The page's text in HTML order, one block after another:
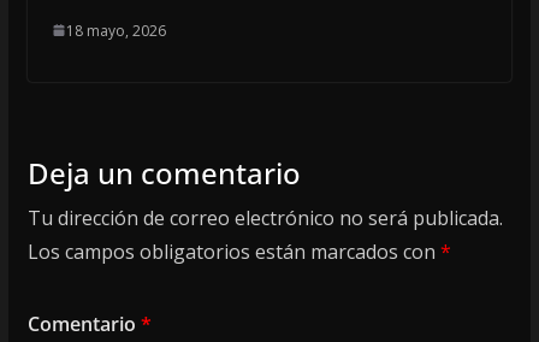
18 mayo, 2026
Deja un comentario
Tu dirección de correo electrónico no será publicada.
Los campos obligatorios están marcados con *
Comentario *